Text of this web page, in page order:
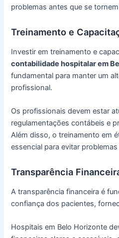
problemas antes que se
Treinamento e
Investir em treinamento e
contabilidade hospitalar em
fundamental para manter um
profissional.
Os profissionais devem estar
regulamentações contábeis e
Além disso, o treinamento em
essencial para evitar
Transparência
A transparência financeira é
confiança dos pacientes,
Hospitais em Belo Horizonte